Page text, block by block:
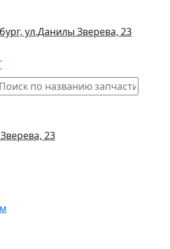
ул.Данилы Зверева, 23
23